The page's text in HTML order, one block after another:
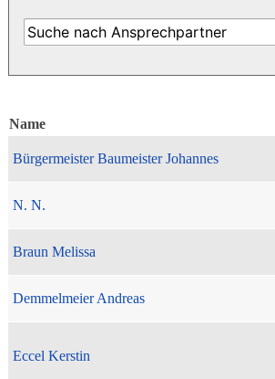
Name
Bürgermeister Baumeister Johannes
N. N.
Braun Melissa
Demmelmeier Andreas
Eccel Kerstin